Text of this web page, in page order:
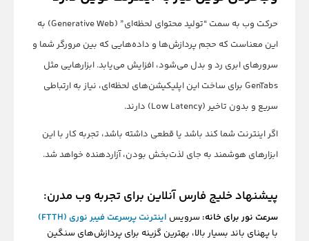
حرکت وب به سمت “تولید محتوای لحظه‌ای” (Generative Web) به
این معناست که حجم پردازش‌ها و داده‌هایی که بین مرورگر شما و
سرورهای ابری رد و بدل می‌شود، افزایش می‌یابد. ابزارهایی مثل
GenTabs برای ساخت این اپلیکیشن‌های لحظه‌ای، نیاز به ارتباطی
سریع و بدون تاخیر (Low Latency) دارند.
اگر اینترنت شما کند باشد یا قطعی داشته باشد، تجربه کار با این
ابزارهای هوشمند به جای لذت‌بخش بودن، آزاردهنده خواهد شد.
پیشنهاد خلیج فارس آنلاین برای تجربه وب مدرن:
سرعت نور برای خانه: سرویس اینترنت پرسرعت فیبر نوری (FTTH)
با پهنای باند بسیار بالا، بهترین گزینه برای پردازش‌های سنگین